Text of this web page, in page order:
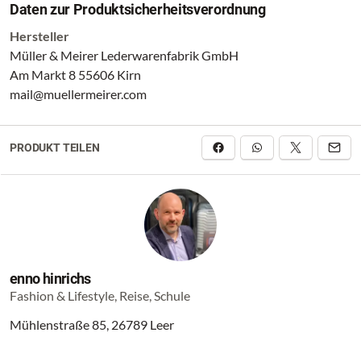
* zwei Steckfächer
Feines Glattleder und cleane Silhouetten prägen die Serie
'Sofisticato 1.0'. Ein feines Innenfutter aus Mesh garantiert
Daten zur Produktsicherheitsverordnung
Hersteller
Müller & Meirer Lederwarenfabrik GmbH
Am Markt 8 55606 Kirn
mail@muellermeirer.com
PRODUKT TEILEN
enno hinrichs
Fashion & Lifestyle, Reise, Schule
Mühlenstraße 85, 26789 Leer